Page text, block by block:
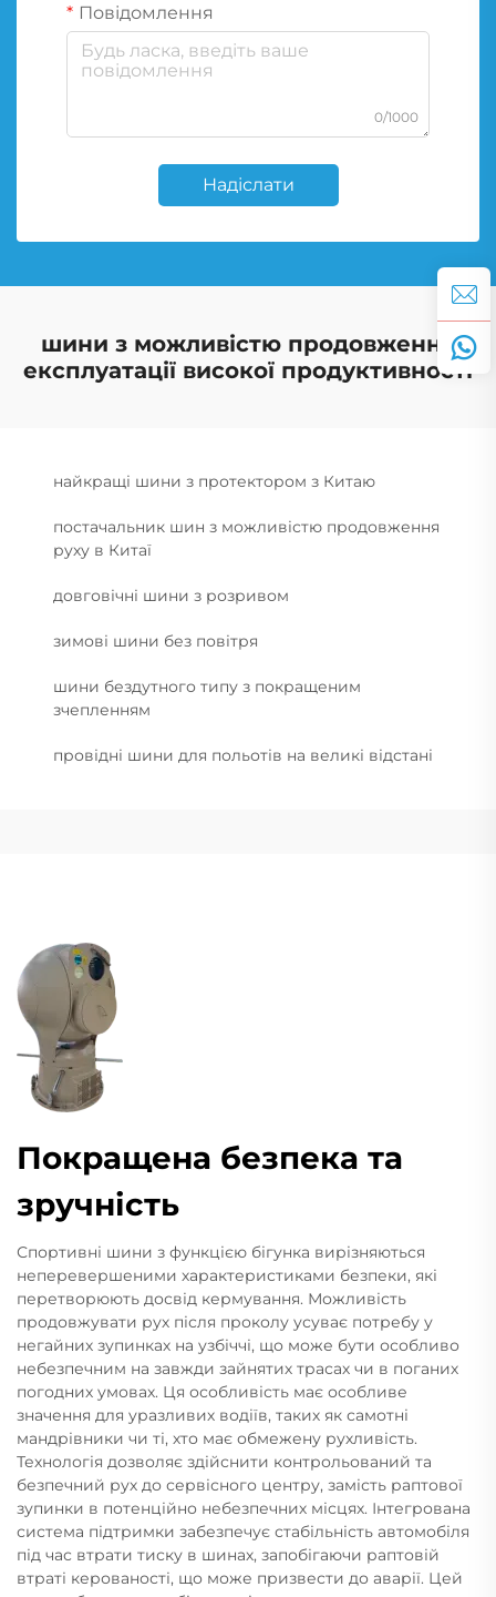
Повідомлення
0/1000
Надіслати
шини з можливістю продовження
експлуатації високої продуктивності
найкращі шини з протектором з Китаю
постачальник шин з можливістю продовження
руху в Китаї
довговічні шини з розривом
зимові шини без повітря
шини бездутного типу з покращеним
зчепленням
провідні шини для польотів на великі відстані
Покращена безпека та
зручність
Спортивні шини з функцією бігунка вирізняються
неперевершеними характеристиками безпеки, які
перетворюють досвід кермування. Можливість
продовжувати рух після проколу усуває потребу у
негайних зупинках на узбіччі, що може бути особливо
небезпечним на завжди зайнятих трасах чи в поганих
погодних умовах. Ця особливість має особливе
значення для уразливих водіїв, таких як самотні
мандрівники чи ті, хто має обмежену рухливість.
Технологія дозволяє здійснити контрольований та
безпечний рух до сервісного центру, замість раптової
зупинки в потенційно небезпечних місцях. Інтегрована
система підтримки забезпечує стабільність автомобіля
під час втрати тиску в шинах, запобігаючи раптовій
втраті керованості, що може призвести до аварії. Цей